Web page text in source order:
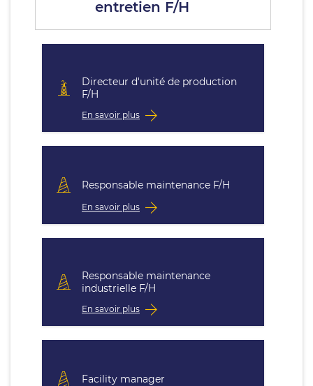
entretien F/H
Directeur d'unité de production
F/H
En savoir plus
Responsable maintenance F/H
En savoir plus
Responsable maintenance
industrielle F/H
En savoir plus
Facility manager